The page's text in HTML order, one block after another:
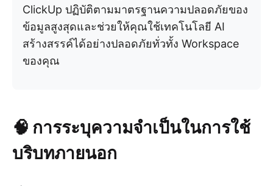
ClickUp ปฏิบัติตามมาตรฐานความปลอดภัยของ
ข้อมูลสูงสุดและช่วยให้คุณใช้เทคโนโลยี AI
สร้างสรรค์ได้อย่างปลอดภัยทั่วทั้ง Workspace
ของคุณ
🧠 การระบุความจำเป็นในการใช้
บริบทภายนอก